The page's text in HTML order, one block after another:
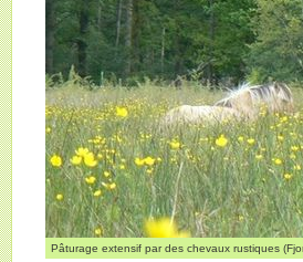
Pâturage extensif par des chevaux rustiques